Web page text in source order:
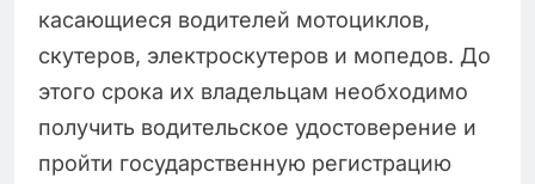
касающиеся водителей мотоциклов,
скутеров, электроскутеров и мопедов. До
этого срока их владельцам необходимо
получить водительское удостоверение и
пройти государственную регистрацию